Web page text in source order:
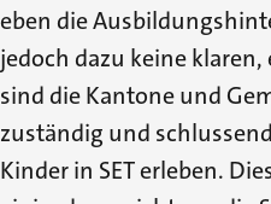
eben die
jedoch dazu keine
sind die Kantone und
zuständig und
Kinder in SET erleben.